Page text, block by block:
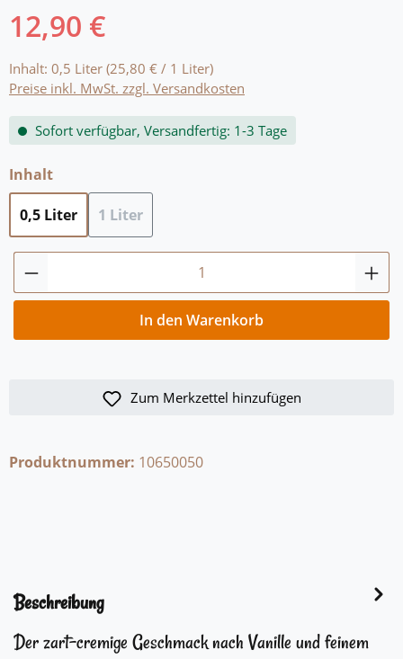
Regulärer Preis:
12,90 €
Inhalt: 0,5 Liter (25,80 € / 1 Liter)
Preise inkl. MwSt. zzgl. Versandkosten
Sofort verfügbar, Versandfertig: 1-3 Tage
Inhaltauswählen
0,5 Liter 1 Liter(Diese Option ist zurzeit nicht verfügbar.)
Produkt Anzahl: Gib den gewünschten
In den Warenkorb
Zum Merkzettel hinzufügen
Produktnummer: 10650050
Beschreibung
Der zart-cremige Geschmack nach Vanille und feinem